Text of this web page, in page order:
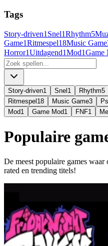
Tags
Story-driven1 Snel1Rhythm5
Game1Ritmespel18Music Game
Horror1Uitdagend1Mod1Game
Story-driven1 Snel 1 Rhythm5
Ritmespel 18 Music Game3
Mod1 Game Mod1 FNF1
Populaire
De meest populaire games
rated en trending titels!